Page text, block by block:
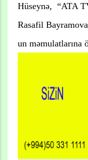
Hüseynə, “ATA
Rasafil
un məmulatlarına